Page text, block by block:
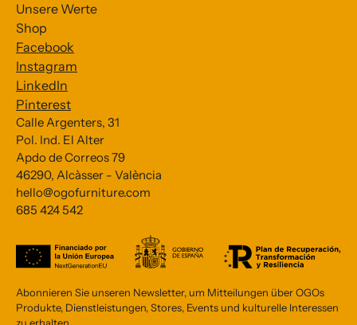
Unsere Werte
Shop
Facebook
Instagram
LinkedIn
Pinterest
Calle Argenters, 31
Pol. Ind. El Alter
Apdo de Correos 79
46290, Alcàsser - València
hello@ogofurniture.com
685 424 542
Abonnieren Sie unseren Newsletter, um Mitteilungen über OGOs
Produkte, Dienstleistungen, Stores, Events und kulturelle Interessen
Subscribe to our Newsletter